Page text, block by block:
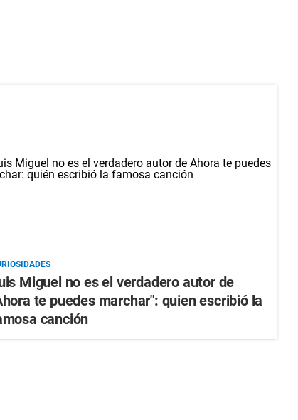
Miguel no es el verdadero autor de
te puedes marchar": quien escribió la
canción